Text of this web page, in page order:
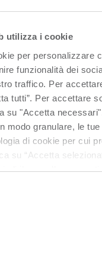
utilizza i cookie
per personalizzare
funzionalità dei
traffico. Per
tutti”. Per accettare
su "Accetta
modo granulare, le
di cookie per cui
su “Accetta
il pannello per
di più clicca
per